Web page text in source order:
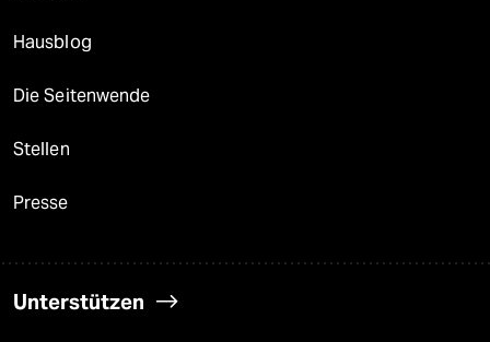
Hausblog
Die Seitenwende
Stellen
Presse
Unterstützen